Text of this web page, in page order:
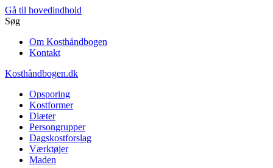
Gå til hovedindhold
Søg
Om Kosthåndbogen
Kontakt
Kosthåndbogen.dk
Opsporing
Kostformer
Diæter
Persongrupper
Dagskostforslag
Værktøjer
Maden